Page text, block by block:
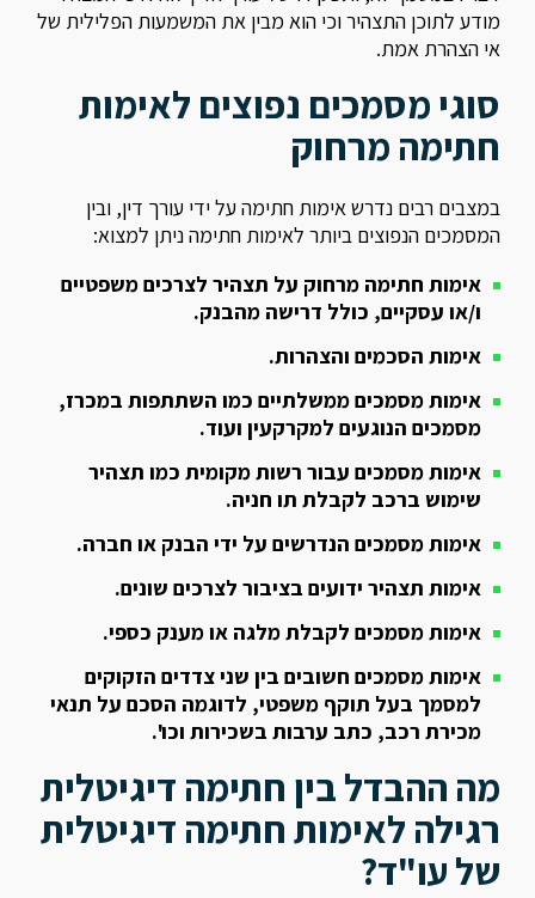
מודע לתוכן התצהיר וכי הוא מבין את המשמעות הפלילית של
אי הצהרת אמת.
סוגי מסמכים נפוצים לאימות
חתימה מרחוק
במצבים רבים נדרש אימות חתימה על ידי עורך דין, ובין
המסמכים הנפוצים ביותר לאימות חתימה ניתן למצוא:
אימות חתימה מרחוק על תצהיר לצרכים משפטיים
ו/או עסקיים, כולל דרישה מהבנק.
אימות הסכמים והצהרות.
אימות מסמכים ממשלתיים כמו השתתפות במכרז,
מסמכים הנוגעים למקרקעין ועוד.
אימות מסמכים עבור רשות מקומית כמו תצהיר
שימוש ברכב לקבלת תו חניה.
אימות מסמכים הנדרשים על ידי הבנק או חברה.
אימות תצהיר ידועים בציבור לצרכים שונים.
אימות מסמכים לקבלת מלגה או מענק כספי.
אימות מסמכים חשובים בין שני צדדים הזקוקים
למסמך בעל תוקף משפטי, לדוגמה הסכם על תנאי
מכירת רכב, כתב ערבות בשכירות וכו'.
מה ההבדל בין חתימה דיגיטלית
רגילה לאימות חתימה דיגיטלית
של עו"ד?